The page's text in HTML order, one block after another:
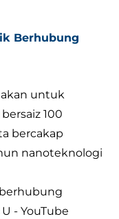
Berhubung
untuk
100
bercakap
nanoteknologi
- YouTube